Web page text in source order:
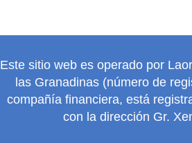
Este sitio web es operado por
las Granadinas (número de
compañía financiera, está
con la dirección Gr.